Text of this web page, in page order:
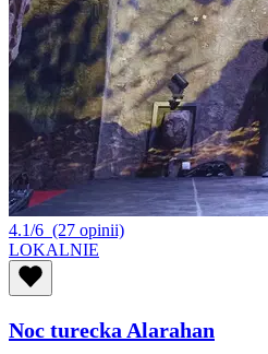
4.1/6 (27 opinii)
LOKALNIE
Noc turecka Alarahan